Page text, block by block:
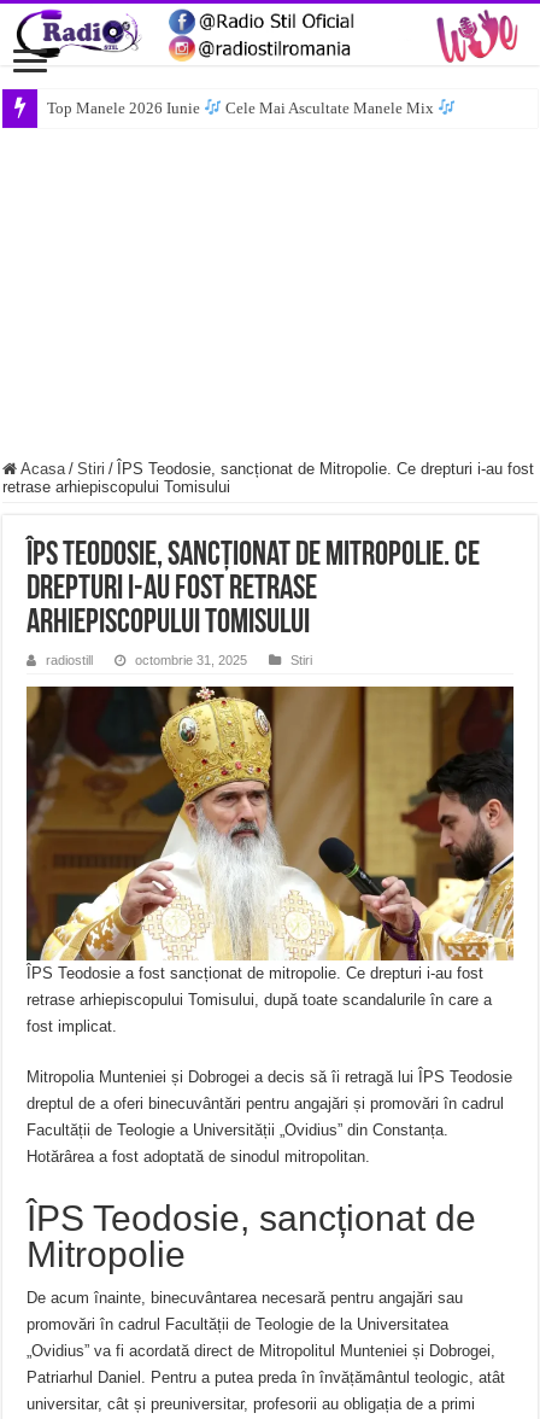
Top Manele 2026 Iunie Cele Mai Ascultate Manele Mix
Acasa / Stiri / ÎPS Teodosie, sancționat de Mitropolie. Ce drepturi i-au fost
retrase arhiepiscopului Tomisului
ÎPS Teodosie, sancționat de Mitropolie. Ce
drepturi i-au fost retrase
arhiepiscopului Tomisului
radiostill octombrie 31, 2025 Stiri
ÎPS Teodosie a fost sancționat de mitropolie. Ce drepturi i-au fost
retrase arhiepiscopului Tomisului, după toate scandalurile în care a
fost implicat.
Mitropolia Munteniei și Dobrogei a decis să îi retragă lui ÎPS Teodosie
dreptul de a oferi binecuvântări pentru angajări și promovări în cadrul
Facultății de Teologie a Universității „Ovidius” din Constanța.
Hotărârea a fost adoptată de sinodul mitropolitan.
ÎPS Teodosie, sancționat de
Mitropolie
De acum înainte, binecuvântarea necesară pentru angajări sau
promovări în cadrul Facultății de Teologie de la Universitatea
„Ovidius” va fi acordată direct de Mitropolitul Munteniei și Dobrogei,
Patriarhul Daniel. Pentru a putea preda în învățământul teologic, atât
universitar, cât și preuniversitar, profesorii au obligația de a primi